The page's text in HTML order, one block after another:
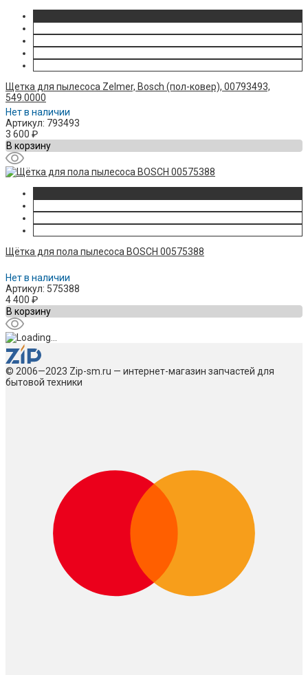
Щетка для пылесоса Zelmer, Bosch (пол-ковер), 00793493,
549.0000
Нет в наличии
Артикул: 793493
3 600 ₽
В корзину
Щётка для пола пылесоса BOSCH 00575388
Нет в наличии
Артикул: 575388
4 400 ₽
В корзину
© 2006—2023 Zip-sm.ru — интернет-магазин запчастей для
бытовой техники